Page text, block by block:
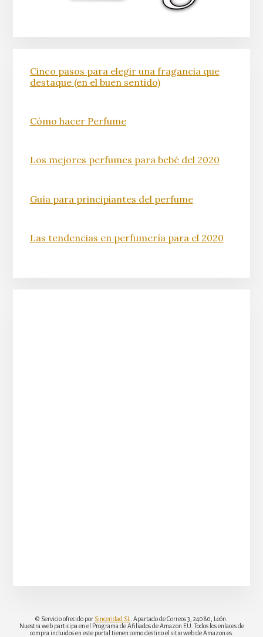
Cinco pasos para elegir una fragancia que
destaque (en el buen sentido)
Cómo hacer Perfume
Los mejores perfumes para bebé del 2020
Guía para principiantes del perfume
Las tendencias en perfumería para el 2020
© Servicio ofrecido por Sinceridad SL
. Apartado de Correos 3, 24080, León.
Nuestra web participa en el Programa de Afiliados de Amazon EU. Todos los enlaces de
compra incluidos en este portal tienen como destino el sitio web de Amazon.es.